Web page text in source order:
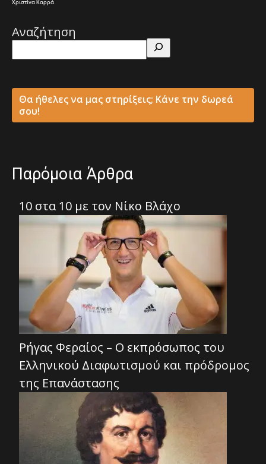
Χριστίνα Καρρά
Αναζήτηση
Θα ήθελες να μας στηρίξεις; Κάνε την δωρεά
σου!
Παρόμοια Άρθρα
10 στα 10 με τον Νίκο Βλάχο
Ρήγας Φεραίος – Ο εκπρόσωπος του
Ελληνικού Διαφωτισμού και πρόδρομος
της Επανάστασης